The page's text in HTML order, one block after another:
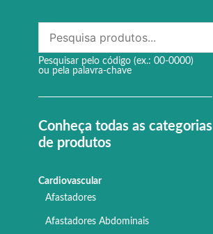
Pesquisar pelo código (ex.: 00-0000)
ou pela palavra-chave
Conheça todas as categorias
de produtos
Cardiovascular
Afastadores
Afastadores Abdominais